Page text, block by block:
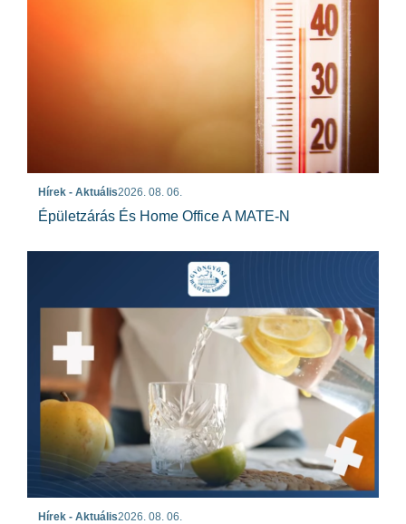
Hírek - Aktuális2026. 08. 06.
Épületzárás És Home Office A MATE-N
Hírek - Aktuális2026. 08. 06.